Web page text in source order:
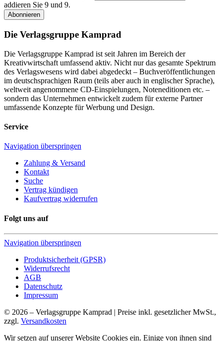
addieren Sie 9 und 9.
Abonnieren
Die Verlagsgruppe Kamprad
Die Verlagsgruppe Kamprad ist seit Jahren im Bereich der
Kreativwirtschaft umfassend aktiv. Nicht nur das gesamte Spektrum
des Verlagswesens wird dabei abgedeckt – Buchveröffentlichungen
im deutschsprachigen Raum (teils aber auch in englischer Sprache),
weltweit angenommene CD-Einspielungen, Noteneditionen etc. –
sondern das Unternehmen entwickelt zudem für externe Partner
umfassende Konzepte für Werbung und Design.
Service
Navigation überspringen
Zahlung & Versand
Kontakt
Suche
Vertrag kündigen
Kaufvertrag widerrufen
Folgt uns auf
Navigation überspringen
Produktsicherheit (GPSR)
Widerrufsrecht
AGB
Datenschutz
Impressum
© 2026 – Verlagsgruppe Kamprad | Preise inkl. gesetzlicher MwSt.,
zzgl. Versandkosten
Wir setzen auf unserer Website Cookies ein. Einige von ihnen sind